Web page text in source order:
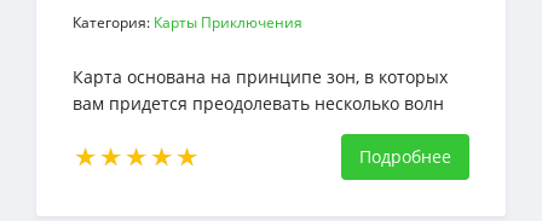
Категория: Карты Приключения
Карта основана на принципе зон, в которых
вам придется преодолевать несколько волн
монстров, карта мини-игра защита от
монстров
Подробнее